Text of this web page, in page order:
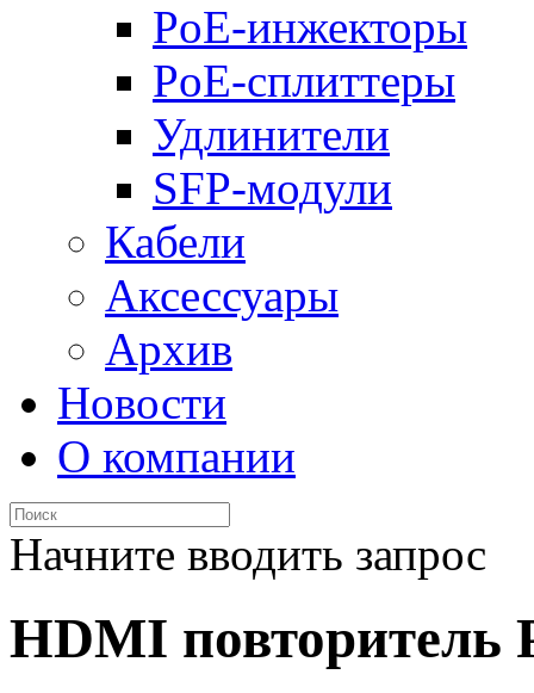
PoE-инжекторы
PoE-сплиттеры
Удлинители
SFP-модули
Кабели
Аксессуары
Архив
Новости
О компании
Начните вводить запрос
HDMI повторитель